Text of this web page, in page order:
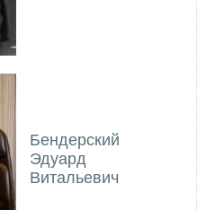
Бендерский
Эдуард
Витальевич